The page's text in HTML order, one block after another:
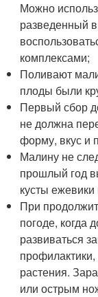
Можно
разведенный
комплексами;
Поливают
плоды были
Первый сбор
не должна
форму, вкус и
Малину не
прошлый год
кусты
При
погоде, когда
развиваться
растения.
или острым